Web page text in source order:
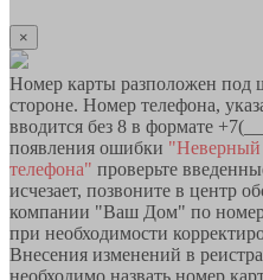
×
Номер карты разположен под
стороне. Номер телефона,
вводится без 8 в формате
появления ошибки "Неверный
телефона" проверьте
исчезает, позвоните в центр
компании "Ваш Дом" по
при необходимости
Внесения изменений в